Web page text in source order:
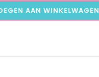
AAN WINKELWAGEN